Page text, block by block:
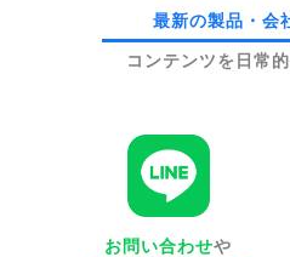
最新の製品・会
コンテンツを日常
お問い合わせや